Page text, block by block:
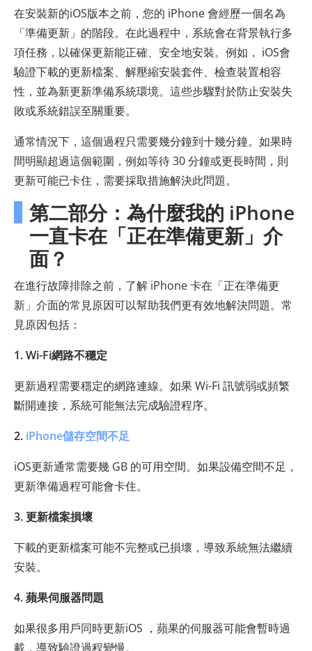
在安裝新的iOS版本之前，您的 iPhone 會經歷一個名為
「準備更新」的階段。在此過程中，系統會在背景執行多
項任務，以確保更新能正確、安全地安裝。例如， iOS會
驗證下載的更新檔案、解壓縮安裝套件、檢查裝置相容
性，並為新更新準備系統環境。這些步驟對於防止安裝失
敗或系統錯誤至關重要。
通常情況下，這個過程只​​需要幾分鐘到十幾分鐘。如果時
間明顯超過這個範圍，例如等待 30 分鐘或更長時間，則
更新可能已卡住，需要採取措施解決此問題。
第二部分：為什麼我的 iPhone
一直卡在「正在準備更新」介
面？
在進行故障排除之前，了解 iPhone 卡在「正在準備更
新」介面的常見原因可以幫助我們更有效地解決問題。常
見原因包括：
1. Wi-Fi網路不穩定
更新過程需要穩定的網路連線。如果 Wi-Fi 訊號弱或頻繁
斷開連接，系統可能無法完成驗證程序。
2. iPhone儲存空間不足
iOS更新通常需要幾 GB 的可用空間。如果設備空間不足，
更新準備過程可能會卡住。
3. 更新檔案損壞
下載的更新檔案可能不完整或已損壞，導致系統無法繼續
安裝。
4. 蘋果伺服器問題
如果很多用戶同時更新iOS ，蘋果的伺服器可能會暫時過
載，導致驗證過程變慢。